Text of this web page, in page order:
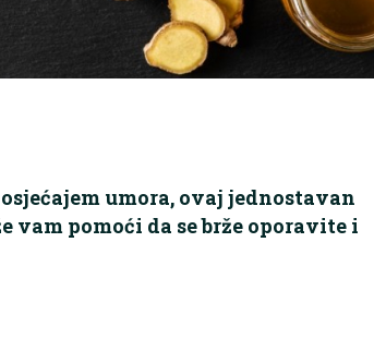
umora, ovaj jednostavan
pomoći da se brže oporavite i